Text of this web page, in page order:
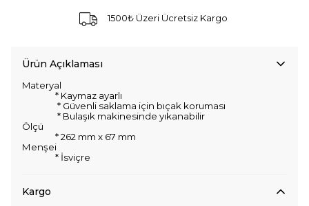
1500₺ Üzeri Ücretsiz Kargo
Ürün Açıklaması
Materyal
* Kaymaz ayarlı
* Güvenli saklama için bıçak koruması
* Bulaşık makinesinde yıkanabilir
Ölçü
* 262 mm x 67 mm
Menşei
* İsviçre
Kargo